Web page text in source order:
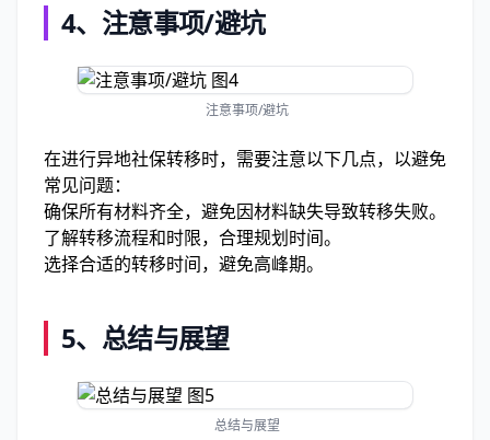
4、 注意事项/避坑
注意事项/避坑
在进行异地社保转移时，需要注意以下几点，以避免
常见问题：
确保所有材料齐全，避免因材料缺失导致转移失败。
了解转移流程和时限，合理规划时间。
选择合适的转移时间，避免高峰期。
5、 总结与展望
总结与展望